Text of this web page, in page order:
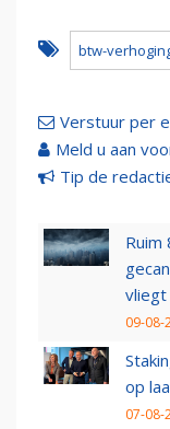
btw-
Verstuur per
Meld u aan
Tip de
Ruim
09-08-
op
07-08-